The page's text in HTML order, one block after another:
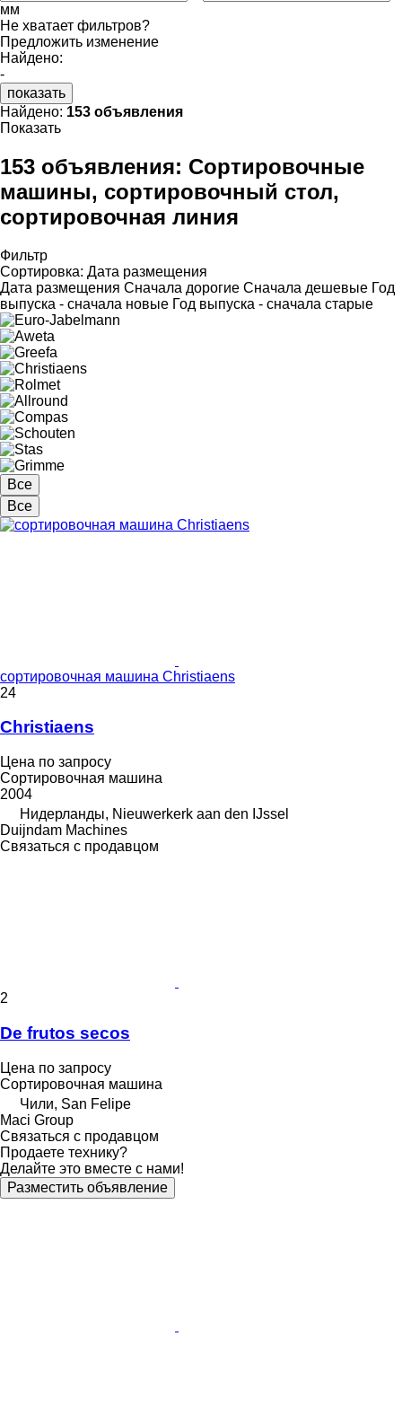
мм
Не хватает фильтров?
Предложить изменение
Найдено:
-
показать
Найдено: 153 объявления
Показать
153 объявления: Сортировочные
машины, сортировочный стол,
сортировочная линия
Фильтр
Сортировка: Дата размещения
Дата размещения Сначала дорогие Сначала дешевые Год
выпуска - сначала новые Год выпуска - сначала старые
Все
Все
сортировочная машина Christiaens
24
Christiaens
Цена по запросу
Сортировочная машина
2004
Нидерланды, Nieuwerkerk aan den IJssel
Duijndam Machines
Связаться с продавцом
2
De frutos secos
Цена по запросу
Сортировочная машина
Чили, San Felipe
Maci Group
Связаться с продавцом
Продаете технику?
Делайте это вместе с нами!
Разместить объявление